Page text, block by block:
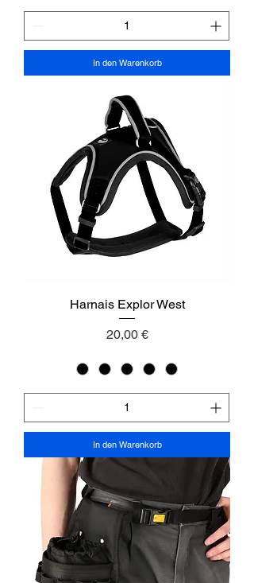
In den Warenkorb
Harnais Explor West
Preis
20,00 €
In den Warenkorb